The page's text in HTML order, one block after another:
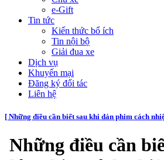
e-Gift
Tin tức
Kiến thức bổ ích
Tin nội bộ
Giải đua xe
Dịch vụ
Khuyến mại
Đăng ký đối tác
Liên hệ
[ Những điều cần biết sau khi dán phim cách
Những điều cần